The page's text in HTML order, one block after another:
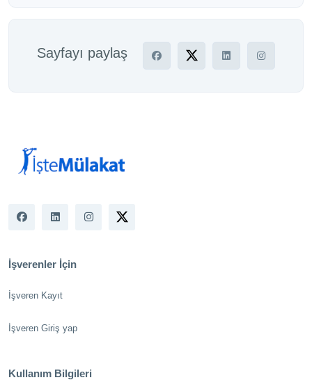
Sayfayı paylaş
İşverenler İçin
İşveren Kayıt
İşveren Giriş yap
Kullanım Bilgileri